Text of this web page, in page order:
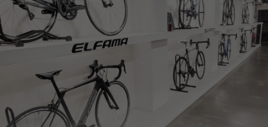
페이코 ID로